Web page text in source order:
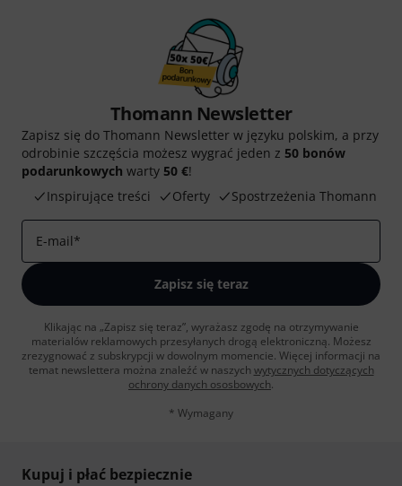
Thomann Newsletter
Zapisz się do Thomann Newsletter w języku polskim, a przy
odrobinie szczęścia możesz wygrać jeden z 50 bonów
podarunkowych warty 50 €!
Inspirujące treści
Oferty Spostrzeżenia Thomann
E-mail*
Zapisz się teraz
Klikając na „Zapisz się teraz”, wyrażasz zgodę na otrzymywanie
materialów reklamowych przesyłanych drogą elektroniczną. Możesz
zrezygnować z subskrypcji w dowolnym momencie. Więcej informacji na
temat newslettera można znaleźć w naszych wytycznych dotyczących
ochrony danych ososbowych.
* Wymagany
Kupuj i płać bezpiecznie